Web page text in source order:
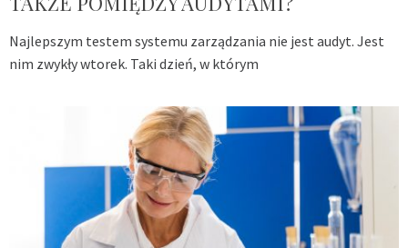
Najlepszym testem systemu zarządzania nie jest audyt. Jest
nim zwykły wtorek. Taki dzień, w którym